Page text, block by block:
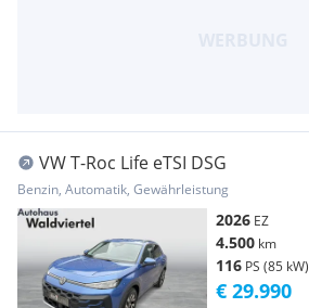
VW T-Roc Life eTSI DSG
Benzin, Automatik, Gewährleistung
2026 EZ
4.500 km
116 PS (85 kW)
€ 29.990